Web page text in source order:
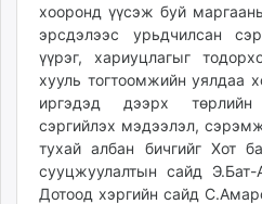
хооронд үүсэж буй
эрсдэлээс урьдчилсан
үүрэг, хариуцлагыг
хууль тогтоомжийн уялдаа
иргэдэд дээрх төрлийн
сэргийлэх мэдээлэл,
тухай албан бичгийг Хот
сууцжуулалтын сайд
Дотоод хэргийн сайд